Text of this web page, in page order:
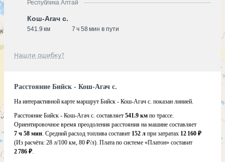
Республика Алтай
Кош-Агач с.
541.9 км 7 ч 58 мин в пути
Нашли ошибку?
Расстояние Бийск - Кош-Агач с.
На интерактивной карте маршрут Бийск - Кош-Агач с. показан линией.
Расстояние Бийск - Кош-Агач с. составляет 541.9 км по трассе.
Ориентировочное время преодоления расстояния на машине составляет
7 ч 58 мин. Средний расход топлива составит 152 л при затратах 12 160 ₽
(Из расчёта: 28 л/100 км, 80 ₽/л). Плата по системе «Платон» составит
2 786 ₽.